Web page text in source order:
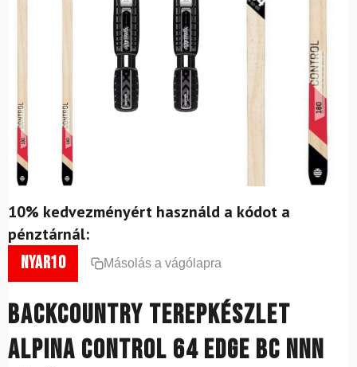
10% kedvezményért használd a kódot a
pénztárnál:
nyar10 Másolás a vágólapra
Backcountry terepkészlet
ALPINA Control 64 Edge BC NNN